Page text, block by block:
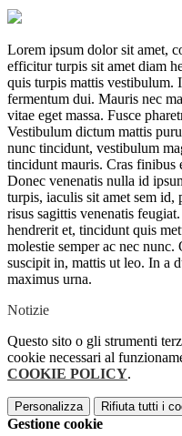
Lorem ipsum dolor sit amet,
efficitur turpis sit amet diam
quis turpis mattis vestibulum.
fermentum dui. Mauris nec
vitae eget massa. Fusce
Vestibulum dictum mattis
nunc tincidunt, vestibulum
tincidunt mauris. Cras finibus
Donec venenatis nulla id
turpis, iaculis sit amet sem id,
risus sagittis venenatis
hendrerit et, tincidunt quis
molestie semper ac nec
suscipit in, mattis ut leo. In a
maximus urna.
Notizie
Questo sito o gli strumenti
cookie necessari al
COOKIE POLICY.
Personalizza Rifiuta tutti i
Gestione cookie